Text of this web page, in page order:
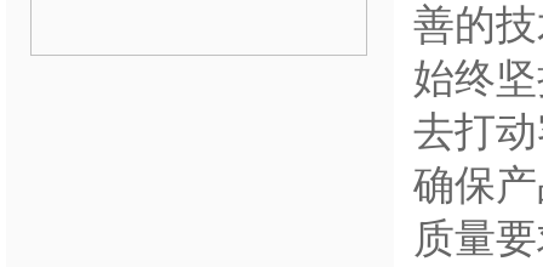
善的
始终
去打
确保
质量